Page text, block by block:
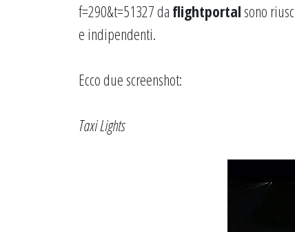
f=290&t=51327da flightportal sono
e indipendenti.
Ecco due screenshot:
Taxi Lights